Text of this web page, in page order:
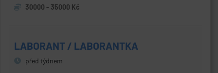
30000 - 35000 Kč
LABORANT / LABORANTKA
před týdnem